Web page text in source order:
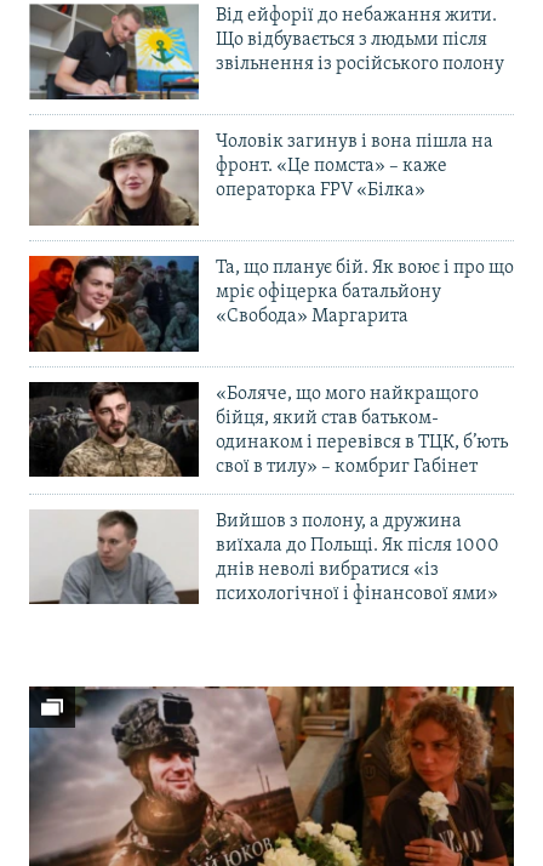
Від ейфорії до небажання жити.
Що відбувається з людьми після
звільнення із російського полону
Чоловік загинув і вона пішла на
фронт. «Це помста» – каже
операторка FPV «Білка»
Та, що планує бій. Як воює і про що
мріє офіцерка батальйону
«Свобода» Маргарита
«Боляче, що мого найкращого
бійця, який став батьком-
одинаком і перевівся в ТЦК, б’ють
свої в тилу» – комбриг Габінет
Вийшов з полону, а дружина
виїхала до Польщі. Як після 1000
днів неволі вибратися «із
психологічної і фінансової ями»